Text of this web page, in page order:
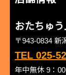
おたちゅう
〒943-0834 新
TEL 025-
年中無休 9：